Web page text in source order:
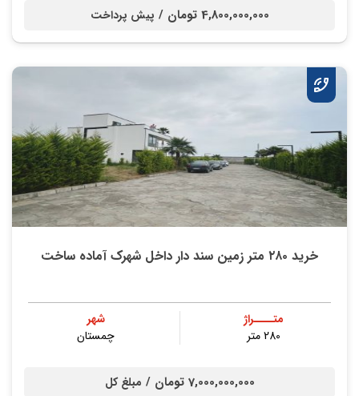
4,800,000,000 تومان / پیش پرداخت
خريد ۲۸۰ متر زمین سند دار داخل شهرک آماده ساخت
متــــراژ
280 متر
شهر
چمستان
7,000,000,000 تومان / مبلغ کل